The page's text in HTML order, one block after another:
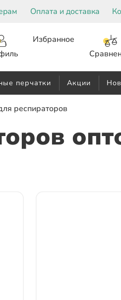
Оплата и доставка
Избранное
перчатки Акции
респираторов